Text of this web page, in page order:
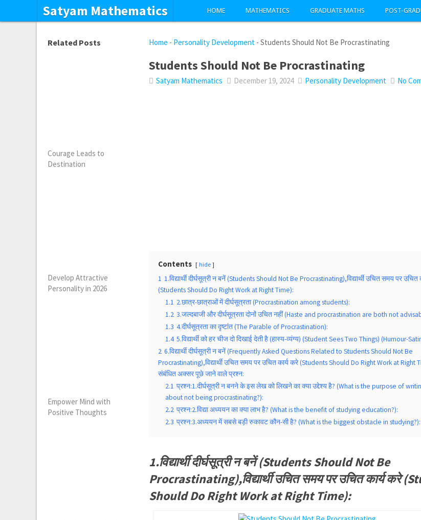
Satyam Mathematics HOME MATHEMATICS GRADUATE MATHS POST-
Home - Personality Development -Students Should Not Be Procrastinating
Students Should Not Be Procrastinating
Satyam Mathematics December 19, 2024 Personality Development No
Contents hide
1 1.विद्यार्थी दीर्घसूत्री न बनें (Students Should Not Be Procrastinating),विद्यार्थी उचित समय पर उचित
(Students Should Do Right Work at Right Time):
1.1 2.छात्र-छात्राओं में दीर्घसूत्रता (Procrastination among students):
1.2 3.जल्दबाजी और दीर्घसूत्रता दोनों उचित नहीं (Haste and procrastination are both not
1.3 4.दीर्घसूत्रता का दृष्टांत (The Parable of Procrastination):
1.4 5.विद्यार्थी को हर चीज दो दिखाई देती है (हास्य-व्यंग्य) (Student Sees Two Things) (Humour-
2 6.विद्यार्थी दीर्घसूत्री न बनें (Frequently Asked Questions Related to Students Should Not Be
Procrastinating),विद्यार्थी उचित समय पर उचित कार्य करे (Students Should Do Right Work at Right
संबंधित अक्सर पूछे जाने वाले प्रश्न:
2.1 प्रश्न:1.दीर्घसूत्री न बनने के इस लेख को लिखने का क्या उद्देश्य है? (What is the purpose of
about not being procrastinating?):
2.2 प्रश्न:2.विद्या अध्ययन का क्या लाभ है? (What is the benefit of studying education?):
2.3 प्रश्न:3.अध्ययन में सबसे बड़ी रुकावट कौन-सी है? (What is the biggest obstacle in studying?):
1.विद्यार्थी दीर्घसूत्री न बनें (Students Should Not Be
Procrastinating),विद्यार्थी उचित समय पर उचित कार्य करे
Should Do Right Work at Right Time):
Related Posts
Courage Leads to
Destination
Develop Attractive
Personality in 2026
Empower Mind with
Positive Thoughts